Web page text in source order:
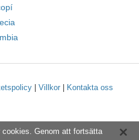
| Villkor| Kontakta oss
cookies. Genom att fortsätta